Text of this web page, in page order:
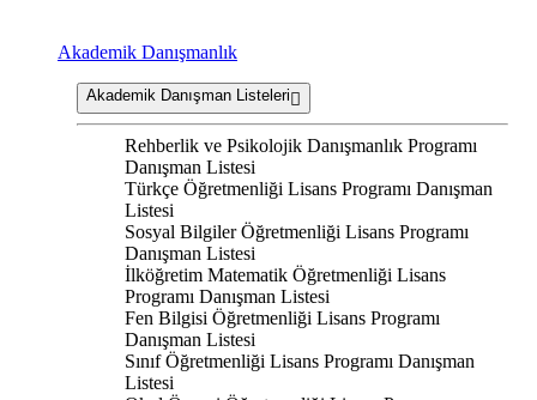
Akademik Danışmanlık
Akademik Danışman Listeleri
Rehberlik ve Psikolojik Danışmanlık Programı
Danışman Listesi
Türkçe Öğretmenliği Lisans Programı Danışman
Listesi
Sosyal Bilgiler Öğretmenliği Lisans Programı
Danışman Listesi
İlköğretim Matematik Öğretmenliği Lisans
Programı Danışman Listesi
Fen Bilgisi Öğretmenliği Lisans Programı
Danışman Listesi
Sınıf Öğretmenliği Lisans Programı Danışman
Listesi